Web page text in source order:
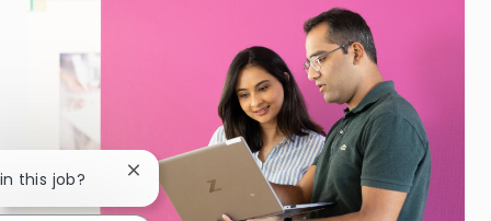
this job? Close chatbot notification